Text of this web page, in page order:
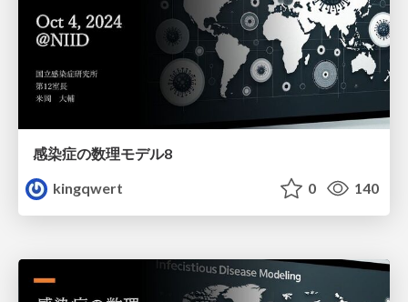
感染症の数理モデル8
kingqwert
0 140